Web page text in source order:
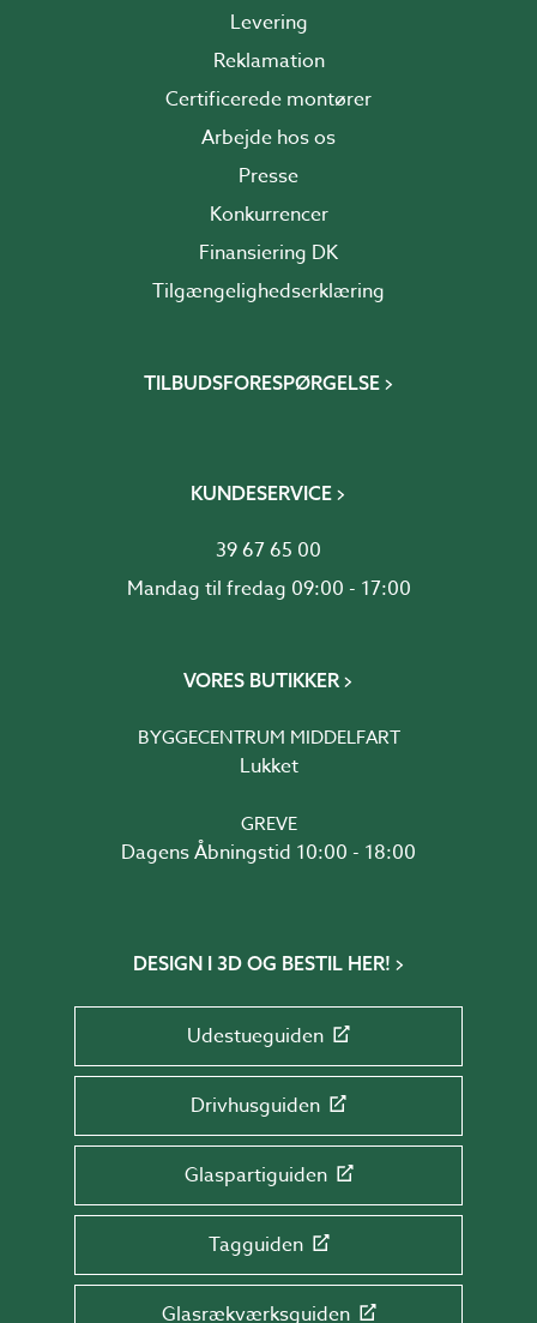
Levering
Reklamation
Certificerede montører
Arbejde hos os
Presse
Konkurrencer
Finansiering DK
Tilgængelighedserklæring
TILBUDSFORESPØRGELSE
KUNDESERVICE
39 67 65 00
Mandag til fredag 09:00 - 17:00
VORES BUTIKKER
BYGGECENTRUM MIDDELFART
Lukket
GREVE
Dagens Åbningstid 10:00 - 18:00
DESIGN I 3D OG BESTIL HER!
Udestueguiden
Drivhusguiden
Glaspartiguiden
Tagguiden
Glasrækværksguiden